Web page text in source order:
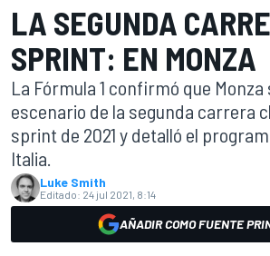
LA SEGUNDA
SPRINT: EN MONZA
La Fórmula 1 confirmó que Monza
escenario de la segunda carrera
sprint de 2021 y detalló el
Italia.
Luke Smith
Editado: 24 jul 2021, 8:14
AÑADIR COMO FUENTE